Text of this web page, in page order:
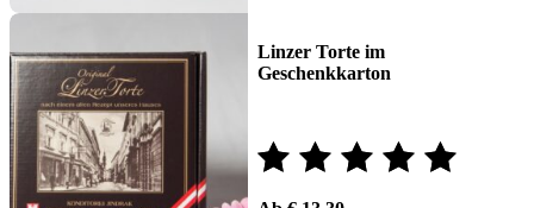
Linzer Torte im
Geschenkkarton
Bewertet